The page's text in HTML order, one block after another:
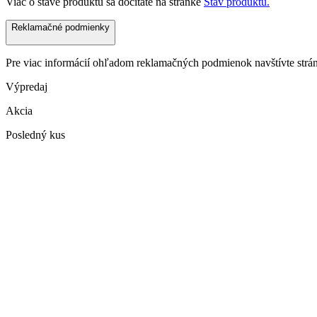
Reklamačné podmienky
Pre viac informácií ohľadom reklamačných podmienok navštívte
Výpredaj
Akcia
Posledný kus